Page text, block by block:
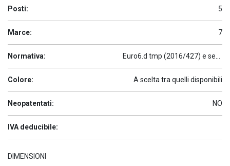
Posti: 5
Marce: 7
Normativa:
Colore: A scelta tra quelli disponibili
Neopatentati: NO
IVA deducibile:
DIMENSIONI